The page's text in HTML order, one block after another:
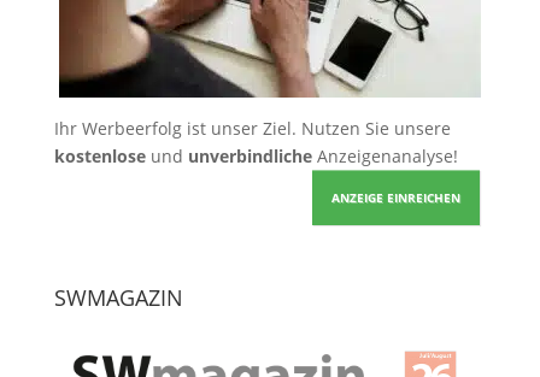
Ihr Werbeerfolg ist unser Ziel. Nutzen Sie unsere
kostenloseund unverbindlicheAnzeigenanalyse!
ANZEIGE EINREICHEN
SWMAGAZIN